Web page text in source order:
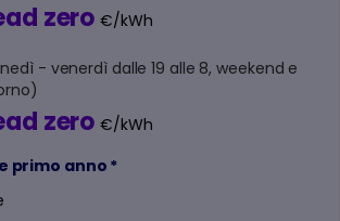
zero €/kWh
- venerdì dalle 19 alle 8, weekend e
zero €/kWh
primo anno *